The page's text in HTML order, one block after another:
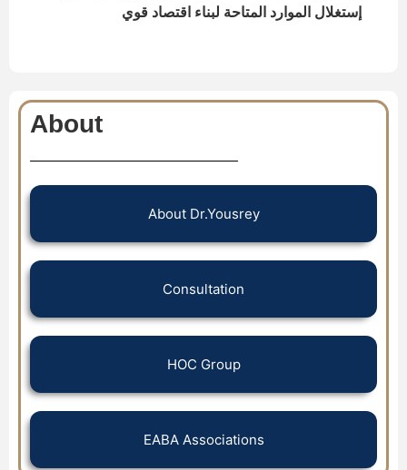
About
About Dr.Yousrey
Consultation
HOC Group
EABA Associations
إستغلال الموارد المتاحة لبناء اقتصاد قوي